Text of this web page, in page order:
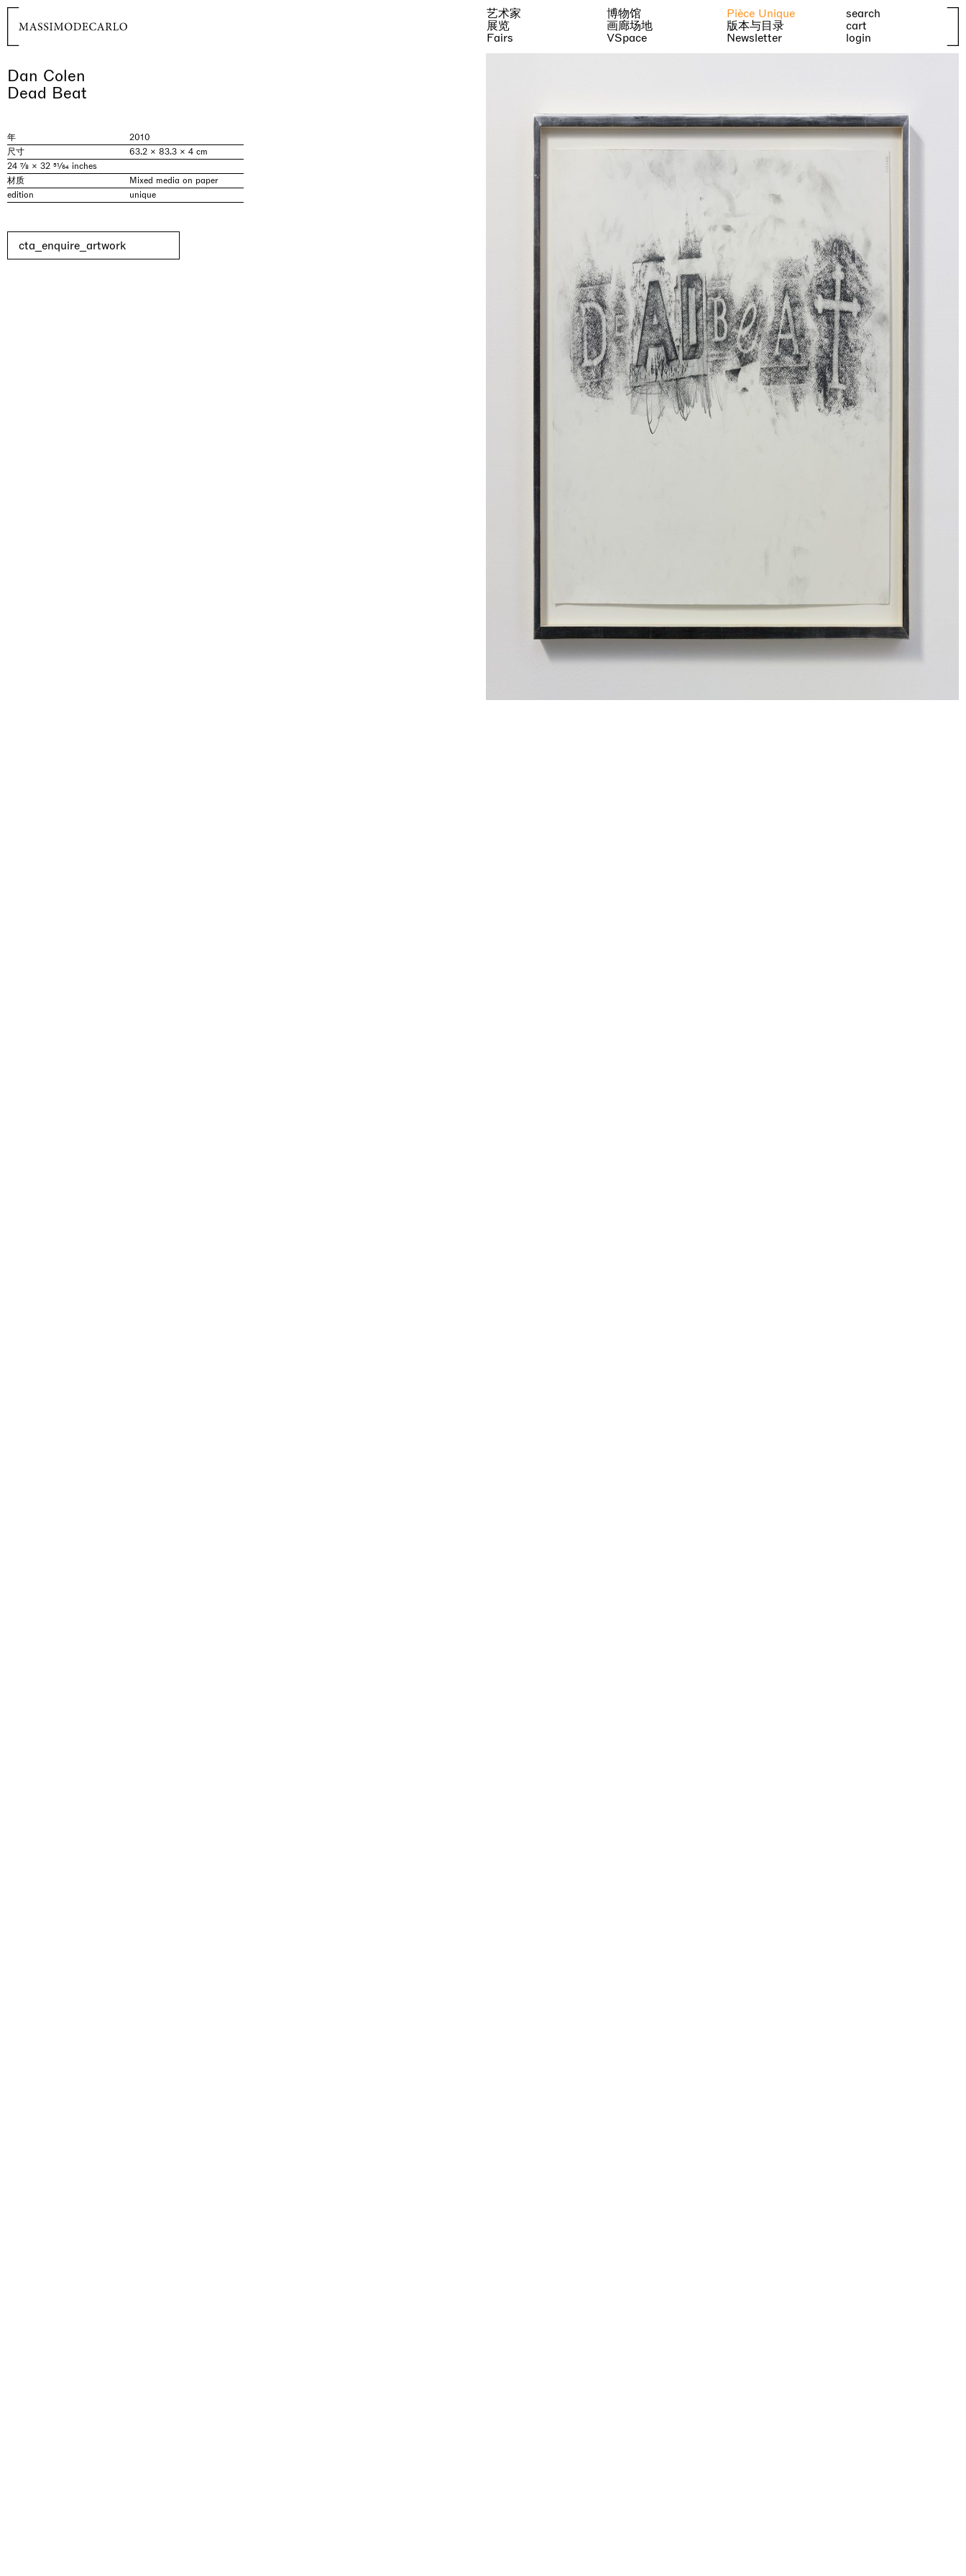
艺术家
展览
Fairs
博物馆
画廊场地
VSpace
Pièce Unique
版本与目录
Newsletter
search
cart
login
Dan Colen
Dead Beat
年
2010
尺寸
63.2 × 83.3 × 4 cm
24 7⁄8 × 32 51⁄64 inches
材质
Mixed media on paper
edition
unique
cta_enquire_artwork